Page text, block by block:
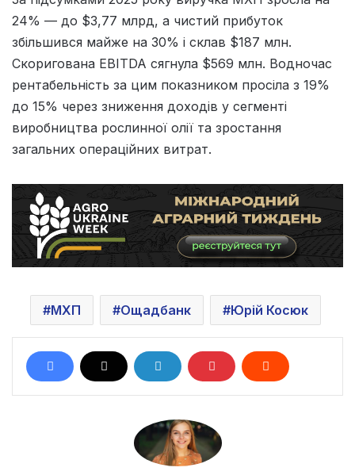
24% — до $3,77 млрд, а чистий прибуток
збільшився майже на 30% і склав $187 млн.
Скоригована EBITDA сягнула $569 млн. Водночас
рентабельність за цим показником просіла з 19%
до 15% через зниження доходів у сегменті
виробництва рослинної олії та зростання
загальних операційних витрат.
МХП Ощадбанк Юрій Косюк